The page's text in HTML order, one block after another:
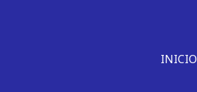
INICIO